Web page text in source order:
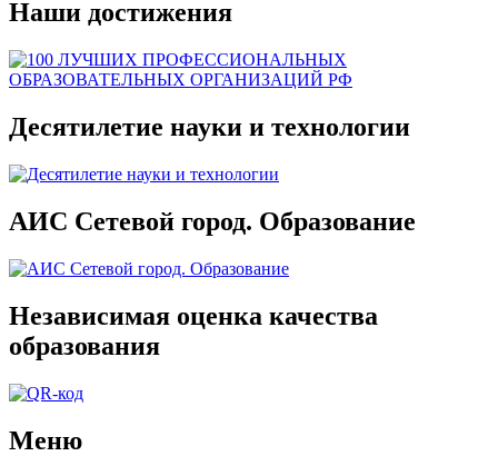
Наши достижения
Десятилетие науки и технологии
АИС Сетевой город. Образование
Независимая оценка качества
образования
Меню